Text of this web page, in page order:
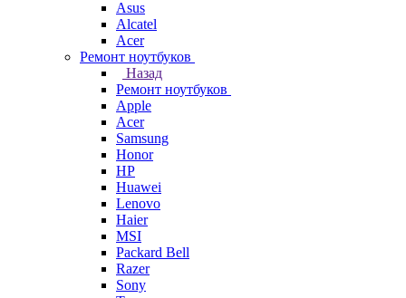
Asus
Alcatel
Acer
Ремонт ноутбуков
Назад
Ремонт ноутбуков
Apple
Acer
Samsung
Honor
HP
Huawei
Lenovo
Haier
MSI
Packard Bell
Razer
Sony